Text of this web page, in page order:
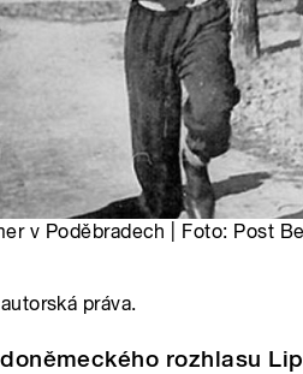
v Poděbradech | Foto: Post
práva.
rozhlasu